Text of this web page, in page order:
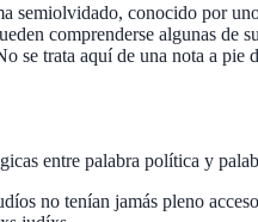
semiolvidado, conocido por
comprenderse algunas
se trata aquí de una nota a
entre palabra política y
no tenían jamás pleno